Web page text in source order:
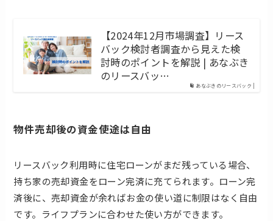
あなぶきのリースバック |
【2024年12月市場調査】リース
バック検討者調査から見えた検
討時のポイントを解説 | あなぶき
のリースバッ…
物件売却後の資金使途は自由
リースバック利用時に住宅ローンがまだ残っている場合、
持ち家の売却資金をローン完済に充てられます。ローン完
済後に、売却資金が余ればお金の使い道に制限はなく自由
です。ライフプランに合わせた使い方ができます。